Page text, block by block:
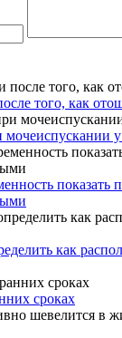
того, как
мочеиспускании
показать
как
сроках